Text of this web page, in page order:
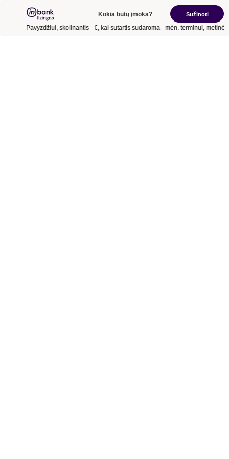
Sužinoti
Kokia būtų įmoka?
Pavyzdžiui, skolinantis- €, kai sutartis sudaroma- mėn.terminui, metinė